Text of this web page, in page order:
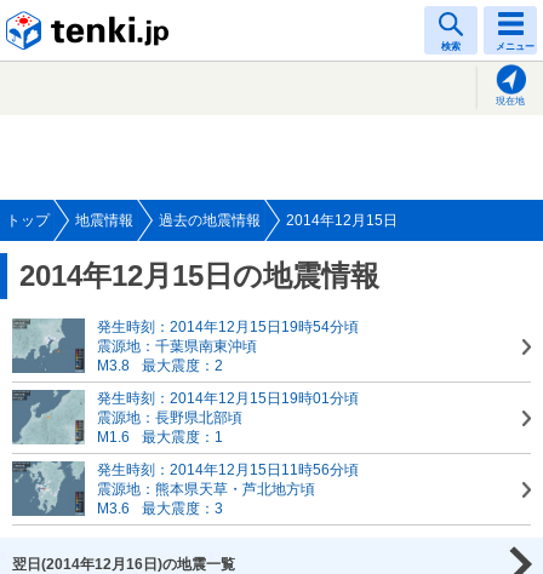
検索 メニュー
現在地
トップ 地震情報 過去の地震情報 2014年12月15日
2014年12月15日の地震情報
発生時刻：2014年12月15日19時54分頃
震源地：千葉県南東沖頃
M3.8
最大震度：2
発生時刻：2014年12月15日19時01分頃
震源地：長野県北部頃
M1.6
最大震度：1
発生時刻：2014年12月15日11時56分頃
震源地：熊本県天草・芦北地方頃
M3.6
最大震度：3
翌日(2014年12月16日)の地震一覧